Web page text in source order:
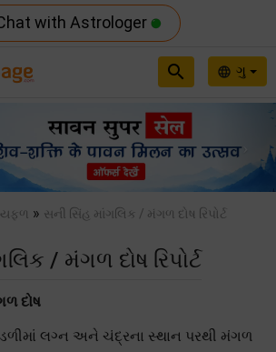
with Astrologer
language ગુ
search
» સની સિંહ માંગલિક / મંગળ દોષ રિપોર્ટ
/ મંગળ દોષ રિપોર્ટ
દોષ
લગ્ન અને ચંદ્રના સ્થાન પરથી મંગળ